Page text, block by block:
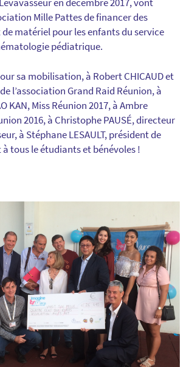
Mille Pattes de financer des
matériel pour les enfants du service
pédiatrique.
sa mobilisation, à Robert CHICAUD et
l’association Grand Raid Réunion, à
KAN, Miss Réunion 2017, à Ambre
2016, à Christophe PAUSÉ, directeur
à Stéphane LESAULT, président de
à tous le étudiants et bénévoles !